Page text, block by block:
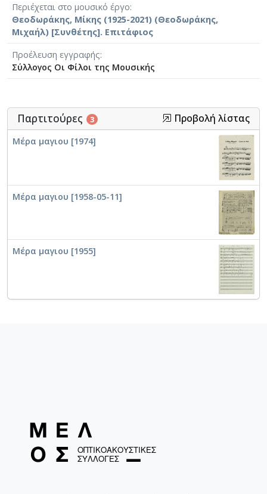
Περιέχεται στο μουσικό έργο
Θεοδωράκης, Μίκης (1925-2021) (Θεοδωράκης,
Μιχαήλ) [Συνθέτης]. Επιτάφιος
Προέλευση εγγραφής
Σύλλογος Οι Φίλοι της Μουσικής
Παρτιτούρες 3 Προβολή λίστας
Μέρα μαγιου [1974]
Μέρα μαγιου [1958-05-11]
Μέρα μαγιου [1955]